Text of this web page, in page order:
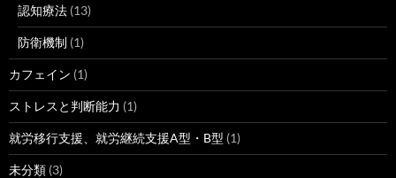
認知療法 (13)
防衛機制 (1)
カフェイン (1)
ストレスと判断能力 (1)
就労移行支援、就労継続支援A型・B型 (1)
未分類 (3)